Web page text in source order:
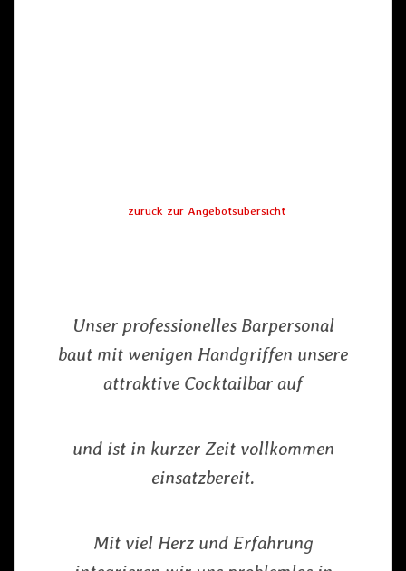
zurück zur Angebotsübersicht
Unser professionelles Barpersonal
baut mit wenigen Handgriffen unsere
attraktive Cocktailbar auf
und ist in kurzer Zeit vollkommen
einsatzbereit.
Mit viel Herz und Erfahrung